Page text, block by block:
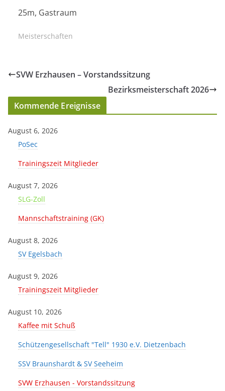
25m, Gastraum
Meisterschaften
SVW Erzhausen – Vorstandssitzung
Bezirksmeisterschaft 2026
Kommende Ereignisse
August 6, 2026
PoSec
Trainingszeit Mitglieder
August 7, 2026
SLG-Zoll
Mannschaftstraining (GK)
August 8, 2026
SV Egelsbach
August 9, 2026
Trainingszeit Mitglieder
August 10, 2026
Kaffee mit Schuß
Schützengesellschaft "Tell" 1930 e.V. Dietzenbach
SSV Braunshardt & SV Seeheim
SVW Erzhausen - Vorstandssitzung